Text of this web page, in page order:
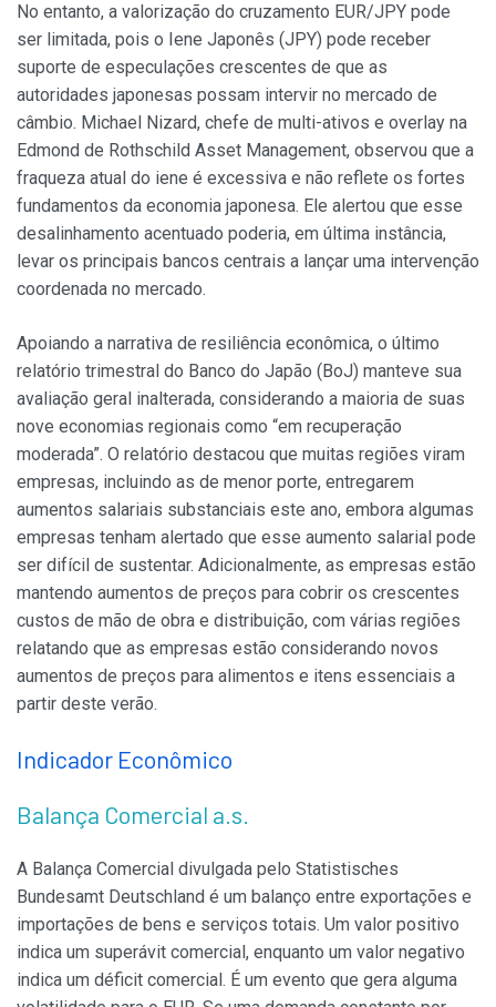
No entanto, a valorização do cruzamento EUR/JPY pode
ser limitada, pois o Iene Japonês (JPY) pode receber
suporte de especulações crescentes de que as
autoridades japonesas possam intervir no mercado de
câmbio. Michael Nizard, chefe de multi-ativos e overlay na
Edmond de Rothschild Asset Management, observou que a
fraqueza atual do iene é excessiva e não reflete os fortes
fundamentos da economia japonesa. Ele alertou que esse
desalinhamento acentuado poderia, em última instância,
levar os principais bancos centrais a lançar uma intervenção
coordenada no mercado.
Apoiando a narrativa de resiliência econômica, o último
relatório trimestral do Banco do Japão (BoJ) manteve sua
avaliação geral inalterada, considerando a maioria de suas
nove economias regionais como “em recuperação
moderada”. O relatório destacou que muitas regiões viram
empresas, incluindo as de menor porte, entregarem
aumentos salariais substanciais este ano, embora algumas
empresas tenham alertado que esse aumento salarial pode
ser difícil de sustentar. Adicionalmente, as empresas estão
mantendo aumentos de preços para cobrir os crescentes
custos de mão de obra e distribuição, com várias regiões
relatando que as empresas estão considerando novos
aumentos de preços para alimentos e itens essenciais a
partir deste verão.
Indicador Econômico
Balança Comercial a.s.
A Balança Comercial divulgada pelo Statistisches
Bundesamt Deutschland é um balanço entre exportações e
importações de bens e serviços totais. Um valor positivo
indica um superávit comercial, enquanto um valor negativo
indica um déficit comercial. É um evento que gera alguma